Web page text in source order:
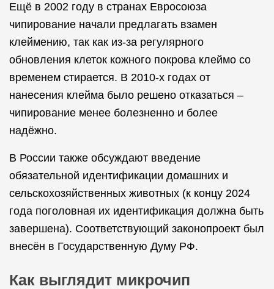
Ещё в 2002 году в странах Евросоюза
чипирование начали предлагать взамен
клеймению, так как из-за регулярного
обновления клеток кожного покрова клеймо со
временем стирается. В 2010-х годах от
нанесения клейма было решено отказаться –
чипирование менее болезненно и более
надёжно.
В России также обсуждают введение
обязательной идентификации домашних и
сельскохозяйственных животных (к концу 2024
года поголовная их идентификация должна быть
завершена). Соответствующий законопроект был
внесён в Государственную Думу РФ.
Как выглядит микрочип